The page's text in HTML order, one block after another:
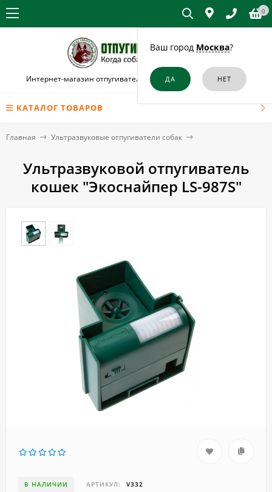
Ваш город Москва?
0
Интернет-магазин отпугивателей собак и кошек в Обнинске
КАТАЛОГ ТОВАРОВ
Главная Ультразвуковые отпугиватели собак
Ультразвуковой отпугиватель
кошек "Экоснайпер LS-987S"
В НАЛИЧИИ АРТИКУЛ: V332